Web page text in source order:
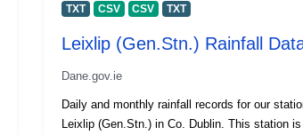
TXT CSV CSV TXT
Leixlip (Gen.Stn.) Rainfall
Dane.gov.ie
Daily and monthly rainfall records for our
Leixlip (Gen.Stn.) in Co. Dublin. This station